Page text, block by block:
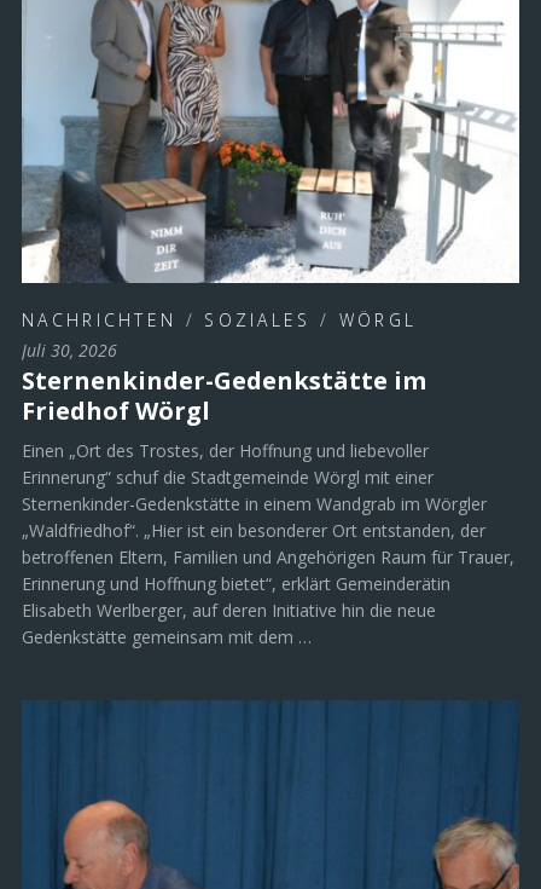
NACHRICHTEN / SOZIALES / WÖRGL
Juli 30, 2026
Sternenkinder-Gedenkstätte im
Friedhof Wörgl
Einen „Ort des Trostes, der Hoffnung und liebevoller
Erinnerung“ schuf die Stadtgemeinde Wörgl mit einer
Sternenkinder-Gedenkstätte in einem Wandgrab im Wörgler
„Waldfriedhof“. „Hier ist ein besonderer Ort entstanden, der
betroffenen Eltern, Familien und Angehörigen Raum für Trauer,
Erinnerung und Hoffnung bietet“, erklärt Gemeinderätin
Elisabeth Werlberger, auf deren Initiative hin die neue
Gedenkstätte gemeinsam mit dem …